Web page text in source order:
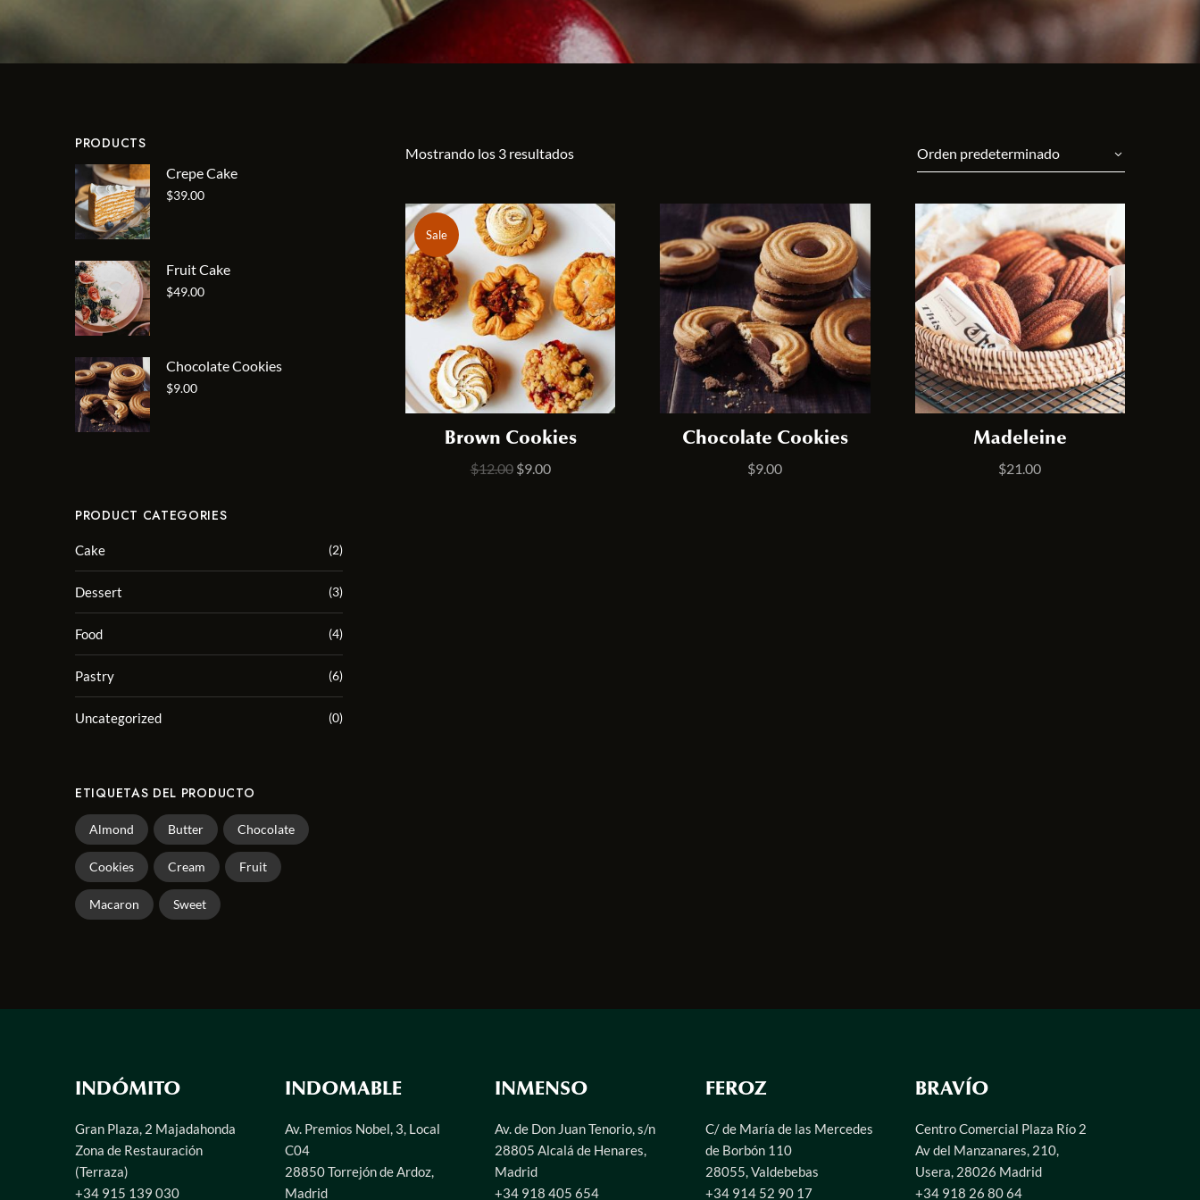
Mostrando los 3 resultados
Sale
Brown Cookies
$12.00 $9.00
Chocolate Cookies
$9.00
Madeleine
$21.00
PRODUCTS
Crepe Cake
$39.00
Fruit Cake
$49.00
Chocolate Cookies
$9.00
PRODUCT CATEGORIES
Cake (2)
Dessert (3)
Food (4)
Pastry (6)
Uncategorized (0)
ETIQUETAS DEL PRODUCTO
Almond Butter Chocolate
Cookies Cream Fruit
Macaron Sweet
INDÓMITO
Gran Plaza, 2 Majadahonda
Zona de Restauración
(Terraza)
+34 915 139 030
INDOMABLE
Av. Premios Nobel, 3, Local
C04
28850 Torrejón de Ardoz,
Madrid
INMENSO
Av. de Don Juan Tenorio, s/n
28805 Alcalá de Henares,
Madrid
+34 918 405 654
FEROZ
C/ de María de las Mercedes
de Borbón 110
28055, Valdebebas
+34 914 52 90 17
BRAVÍO
Centro Comercial Plaza Río 2
Av del Manzanares, 210,
Usera, 28026 Madrid
+34 918 26 80 64